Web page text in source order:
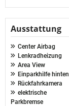
Ausstattung
Center Airbag
Lenkradheizung
Area View
Einparkhilfe hinten
Rückfahrkamera
elektrische
Parkbremse